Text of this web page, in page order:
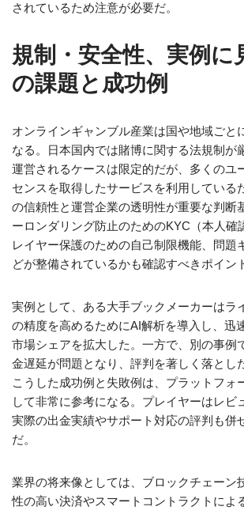
されているため注意が必要だ。
規制・安全性、実例に
の課題と成功例
オンラインギャンブル産業は国や地域ごと
なる。日本国内では賭博に関する法規制が
運営されるケースは限定的だが、多くのユ
センスを取得したサービスを利用している
の信頼性と運営企業の透明性が重要な判断
ーロンダリング防止のためのKYC（本人確
レイヤー保護のための自己制限機能、問題
どが整備されているかも確認すべきポイン
実例として、ある大手ブックメーカーはラ
の精度を高めるためにAI解析を導入し、迅
市場シェアを拡大した。一方で、別の事例
金遅延が問題となり、評判を著しく落とし
こうした成功例と失敗例は、プラットフォ
して非常に参考になる。プレイヤーはレビ
実際の出金実績やサポート対応の評判も併
だ。
業界の将来像としては、ブロックチェーン
性の高い決済やスマートコントラクトによ